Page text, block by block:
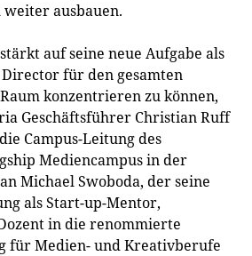
ausbauen.
auf seine neue Aufgabe als
für den gesamten
konzentrieren zu können,
Geschäftsführer Christian Ruff
Campus-Leitung des
Mediencampus in der
Michael Swoboda, der seine
als Start-up-Mentor,
in die renommierte
für Medien- und Kreativberufe